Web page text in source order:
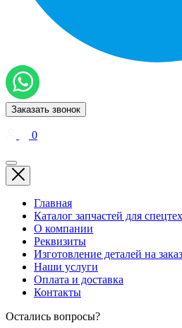
Заказать звонок
0
Главная
Каталог запчастей для
О компании
Реквизиты
Изготовление деталей на заказ
Наши услуги
Оплата и доставка
Контакты
Остались вопросы?